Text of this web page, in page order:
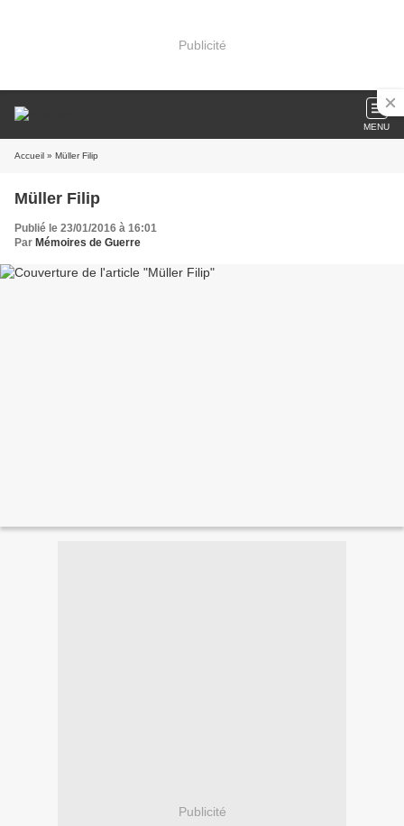
Publicité
MENU
Accueil » Müller Filip
Müller Filip
Publié le 23/01/2016 à 16:01
Par Mémoires de Guerre
Publicité